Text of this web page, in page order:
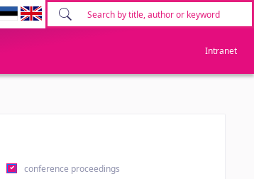
Intranet
conference proceedings